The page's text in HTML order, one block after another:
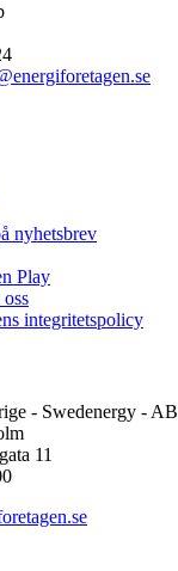
nyhetsbrev
Play
integritetspolicy
- Swedenergy - AB
11